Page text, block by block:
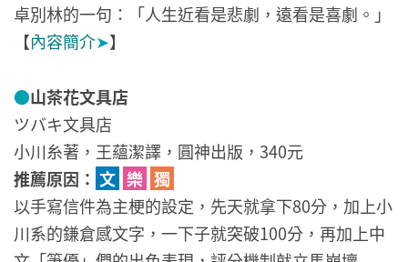
卓別林的一句：「人生近看是悲劇，遠看是喜劇。」
【內容簡介➤】
●山茶花文具店
ツバキ文具店
小川糸著，王蘊潔譯，圓神出版，340元
推薦原因： 文 樂 獨
以手寫信件為主梗的設定，先天就拿下80分，加上小
川系的鎌倉感文字，一下子就突破100分，再加上中